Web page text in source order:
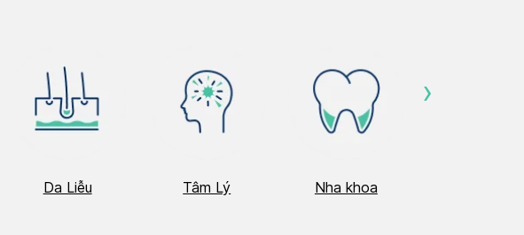
Da Liễu Tâm Lý Nha khoa
›